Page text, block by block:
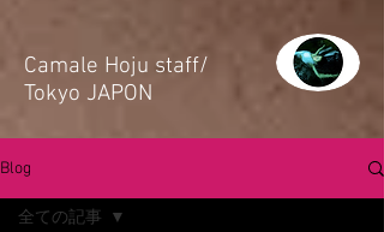
​Camale Hoju staff/
Tokyo JAPON
Blog
全ての記事